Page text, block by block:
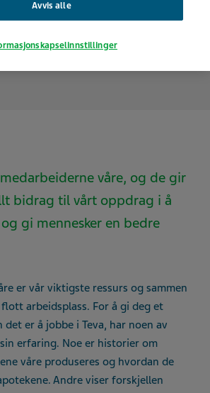
våre, og de gir
bidrag til vårt oppdrag i å
gi mennesker en bedre
er vår viktigste ressurs og sammen
arbeidsplass. For å gi deg et
er å jobbe i Teva, har noen av
erfaring. Noe er historier om
våre produseres og hvordan de
Andre viser forskjellen
Avvis alle